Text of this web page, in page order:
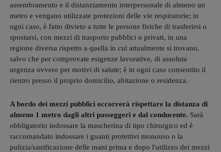
assembramento e il distanziamento interpersonale di almeno un
metro e vengano utilizzate protezioni delle vie respiratorie; in
ogni caso, è fatto divieto a tutte le persone fisiche di trasferirsi o
spostarsi, con mezzi di trasporto pubblici o privati, in una
regione diversa rispetto a quella in cui attualmente si trovano,
salvo che per comprovate esigenze lavorative, di assoluta
urgenza ovvero per motivi di salute; è in ogni caso consentito il
rientro presso il proprio domicilio, abitazione o residenza.
A bordo dei mezzi pubblici occorrerà rispettare la distanza di
almeno 1 metro dagli altri passeggeri e dal conducente. Sarà
obbligatorio indossare la mascherina di tipo chirurgico ed è
raccomandato indossare i guanti protettivi monouso o la
pulizia/sanificazione delle mani prima e dopo l'utilizzo dei mezzi